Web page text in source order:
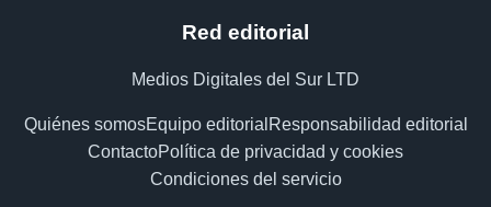
Red editorial
Medios Digitales del Sur LTD
Quiénes somosEquipo editorial Responsabilidad editorial
ContactoPolítica de privacidad y cookies
Condiciones del servicio